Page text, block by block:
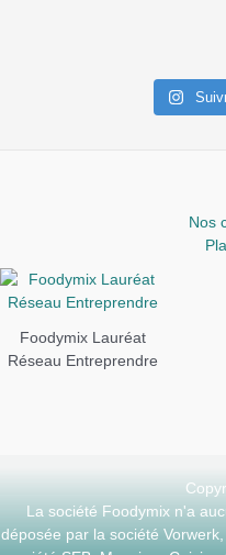
Nos
Foodymix Lauréat
Réseau Entreprendre
La société Foodymix n'a
déposée par la société